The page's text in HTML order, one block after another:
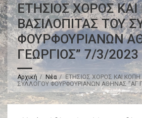
ΕΤΗΣΙΟΣ ΧΟΡΟΣ
ΒΑΣΙΛΟΠΙΤΑΣ ΤΟΥ
ΦΟΥΡΦΟΥΡΙΑΝΩΝ
ΓΕΩΡΓΙΟΣ” 7/3/2023
Αρχική Νέα
ΕΤΗΣΙΟΣ ΧΟΡΟΣ ΚΑΙ
ΣΥΛΛΟΓΟΥ ΦΟΥΡΦΟΥΡΙΑΝΩΝ ΑΘΗΝΑΣ “ΑΓ